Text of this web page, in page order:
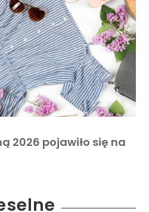
2026 pojawiło się na